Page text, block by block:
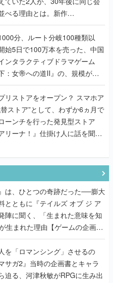
べる理由とは。新作
EXTREME』で初タッグを組
ンド2人に訊く開発秘話
分、ルート分岐100種類以
始5日で100万本を売った、中国
ンタラクティブドラマゲーム
：女帝への道II』の、規模が違
をプロデューサーに聞いた
トアをオープン？ スマホア
ストア”として、わずか6ヵ月で
ーンチを行った発見型ストア
リーナ！』仕掛け人に話を聞い
は、ひとつの奇跡だった──膨大
とともに『テイルズ オブ ジ ア
陣に聞く、「生まれた意味を知
生まれた理由【ゲームの企画
を「ロマンシング」させるの
サガ2』当時の企画書とキャラ
迫る、河津秋敏がRPGに生み出